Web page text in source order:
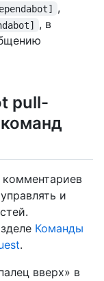
,
, в
pull-
и
Команды
.
вверх» в